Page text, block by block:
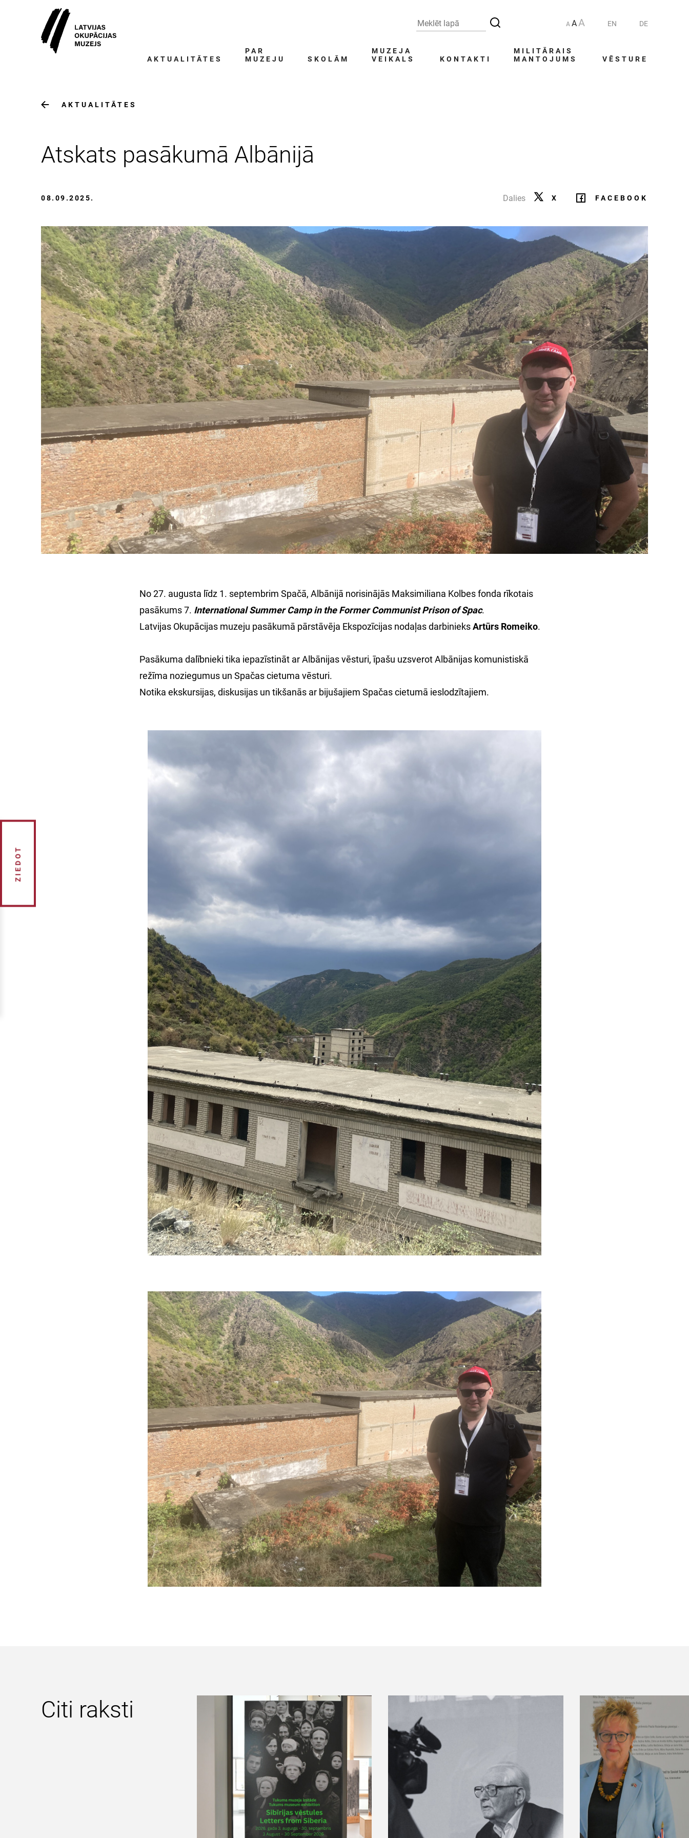
A AA EN DE
AKTUALITĀTES
PAR
MUZEJU
SKOLĀM
MUZEJA
VEIKALS
KONTAKTI
MILITĀRAIS
MANTOJUMS
VĒSTURE
ZIEDOT
AKTUALITĀTES
Atskats pasākumā Albānijā
08.09.2025. Dalies X FACEBOOK
No 27. augusta līdz 1. septembrim Spačā, Albānijā norisinājās Maksimiliana Kolbes fonda rīkotais
pasākums 7. International Summer Camp in the Former Communist Prison of Spac.
Latvijas Okupācijas muzeju pasākumā pārstāvēja Ekspozīcijas nodaļas darbinieksArtūrs Romeiko.
Pasākuma dalībnieki tika iepazīstināt ar Albānijas vēsturi, īpašu uzsverot Albānijas komunistiskā
režīma noziegumus un Spačas cietuma vēsturi.
Notika ekskursijas, diskusijas un tikšanās ar bijušajiem Spačas cietumā ieslodzītajiem.
Citi raksti